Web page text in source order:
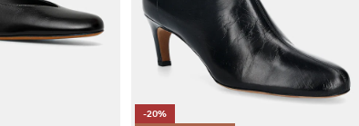
-20%